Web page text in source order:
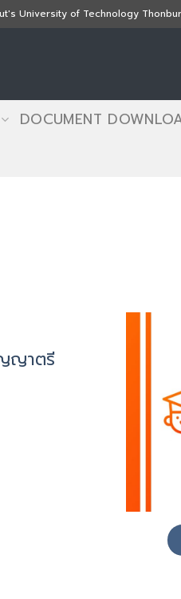
University of Technology
DOCUMENT
ญาตรี